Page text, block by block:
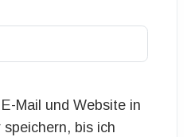
Mail und Website in
bis ich